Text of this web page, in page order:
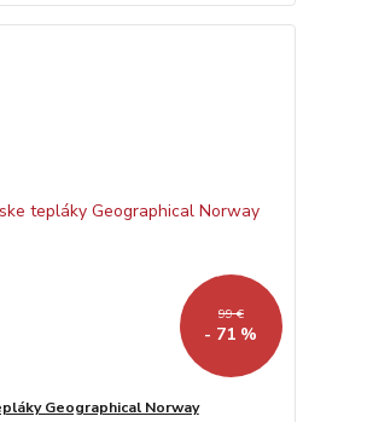
99 €
- 71 %
Geographical Norway